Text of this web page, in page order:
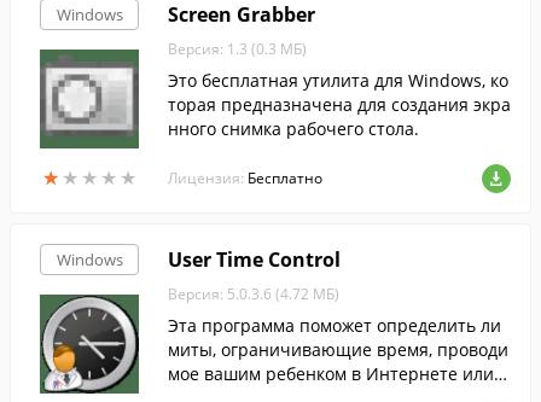
Windows
★ ★ ★ ★ ★
★ ★ ★ ★ ★
Screen Grabber
Версия: 1.3 (0.3 МБ)
Это бесплатная утилита для Windows, ко
торая предназначена для создания экра
нного снимка рабочего стола.
Лицензия: Бесплатно
Windows User Time Control
Версия: 5.0.3.6 (4.72 МБ)
Эта программа поможет определить ли
миты, ограничивающие время, проводи
мое вашим ребенком в Интернете или з